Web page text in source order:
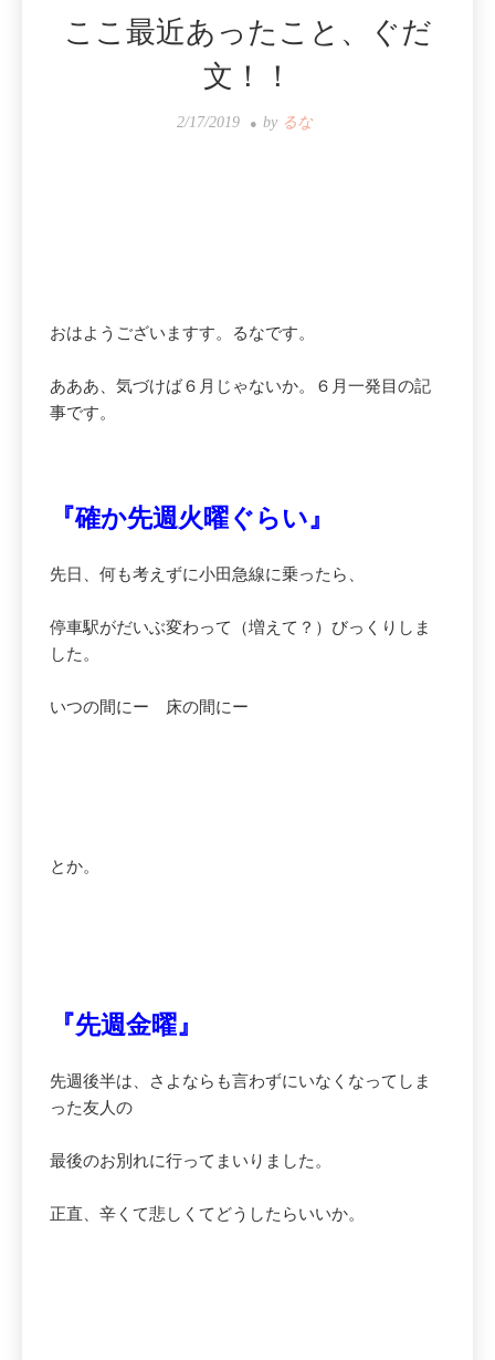
ここ最近あったこと、ぐだ
文！！
2/17/2019 by るな
おはようございますす。るなです。
あああ、気づけば６月じゃないか。６月一発目の記
事です。
『確か先週火曜ぐらい』
先日、何も考えずに小田急線に乗ったら、
停車駅がだいぶ変わって（増えて？）びっくりしま
した。
いつの間にー 床の間にー
とか。
『先週金曜』
先週後半は、さよならも言わずにいなくなってしま
った友人の
最後のお別れに行ってまいりました。
正直、辛くて悲しくてどうしたらいいか。